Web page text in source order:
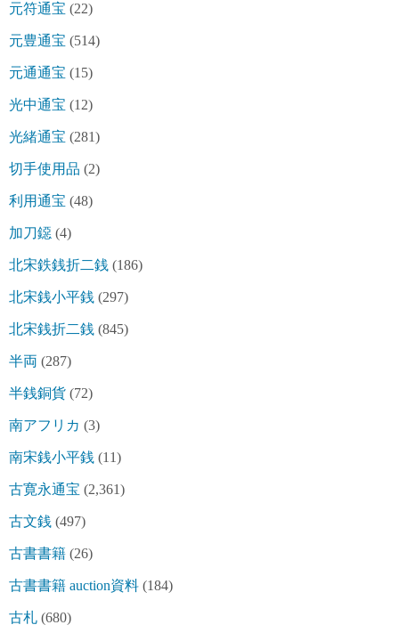
元符通宝 (22)
元豊通宝 (514)
元通通宝 (15)
光中通宝 (12)
光緒通宝 (281)
切手使用品 (2)
利用通宝 (48)
加刀鐚 (4)
北宋鉄銭折二銭 (186)
北宋銭小平銭 (297)
北宋銭折二銭 (845)
半両 (287)
半銭銅貨 (72)
南アフリカ (3)
南宋銭小平銭 (11)
古寛永通宝 (2,361)
古文銭 (497)
古書書籍 (26)
古書書籍 auction資料 (184)
古札 (680)